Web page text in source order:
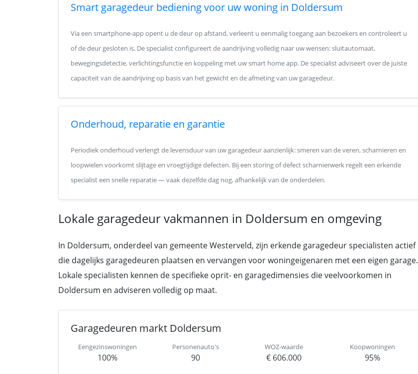
Smart garagedeur bediening voor uw woning in Doldersum
Via een smartphone-app opent u de deur op afstand, verleent u eenmalig toegang aan bezoekers en controleert u
of de deur gesloten is. De specialist configureert de aandrijving volledig naar uw wensen: sluitautomaat,
bewegingsdetectie, verlichtingsfunctie en koppeling met uw smart home app. De specialist adviseert over de juiste
capaciteit van de aandrijving op basis van het gewicht en de afmeting van uw garagedeur.
Onderhoud, reparatie en garantie
Periodiek onderhoud verlengt de levensduur van uw garagedeur aanzienlijk: smeren van de veren, scharnieren en
loopwielen voorkomt slijtage en vroegtijdige defecten. Bij een storing of defect scharnierwerk regelt een erkende
specialist een snelle reparatie — vaak dezelfde dag nog, afhankelijk van de onderdelen.
Lokale garagedeur vakmannen in Doldersum en omgeving
In Doldersum, onderdeel van gemeente Westerveld, zijn erkende garagedeur specialisten actief
die dagelijks garagedeuren plaatsen en vervangen voor woningeigenaren met een eigen garage.
Lokale specialisten kennen de specifieke oprit- en garagedimensies die veelvoorkomen in
Doldersum en adviseren volledig op maat.
Garagedeuren markt Doldersum
Eengezinswoningen
100%
Personenauto's
90
WOZ-waarde
€ 606.000
Koopwoningen
95%